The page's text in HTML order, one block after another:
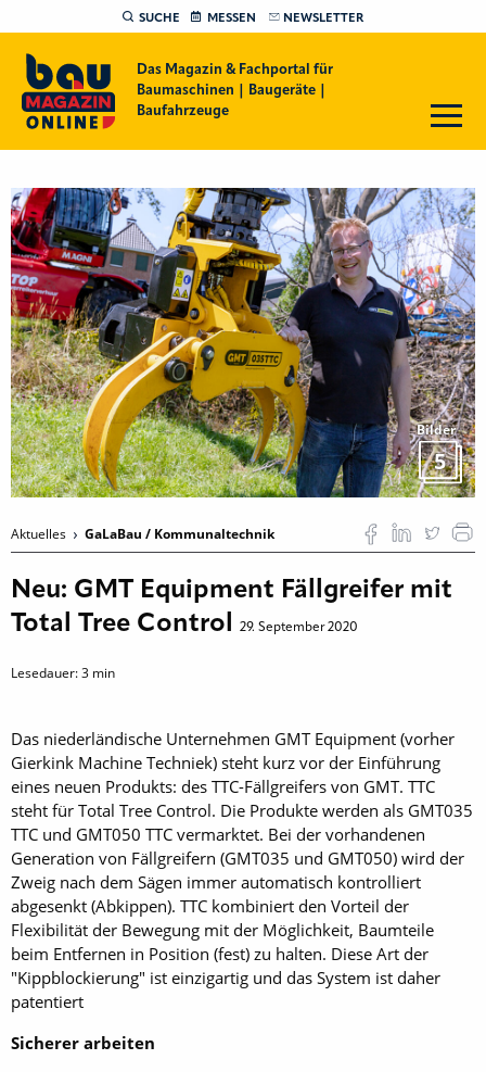
SUCHE MESSEN NEWSLETTER
Das Magazin & Fachportal für
Baumaschinen | Baugeräte |
Baufahrzeuge
Bilder
5
Aktuelles GaLaBau / Kommunaltechnik
Neu: GMT Equipment Fällgreifer mit
Total Tree Control
29. September 2020
Lesedauer:3 min
Das niederländische Unternehmen GMT Equipment (vorher
Gierkink Machine Techniek) steht kurz vor der Einführung
eines neuen Produkts: des TTC-Fällgreifers von GMT. TTC
steht für Total Tree Control. Die Produkte werden als GMT035
TTC und GMT050 TTC vermarktet. Bei der vorhandenen
Generation von Fällgreifern (GMT035 und GMT050) wird der
Zweig nach dem Sägen immer automatisch kontrolliert
abgesenkt (Abkippen). TTC kombiniert den Vorteil der
Flexibilität der Bewegung mit der Möglichkeit, Baumteile
beim Entfernen in Position (fest) zu halten. Diese Art der
"Kippblockierung" ist einzigartig und das System ist daher
patentiert
Sicherer arbeiten